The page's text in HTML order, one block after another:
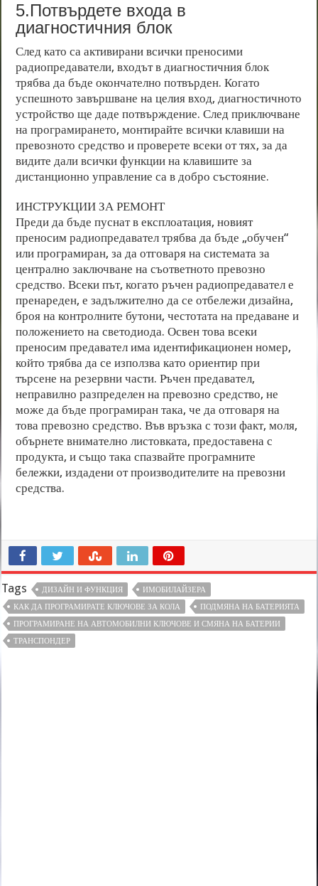
5.Потвърдете входа в
диагностичния блок
След като са активирани всички преносими
радиопредаватели, входът в диагностичния блок
трябва да бъде окончателно потвърден. Когато
успешното завършване на целия вход, диагностичното
устройство ще даде потвърждение. След приключване
на програмирането, монтирайте всички клавиши на
превозното средство и проверете всеки от тях, за да
видите дали всички функции на клавишите за
дистанционно управление са в добро състояние.
ИНСТРУКЦИИ ЗА РЕМОНТ
Преди да бъде пуснат в експлоатация, новият
преносим радиопредавател трябва да бъде „обучен“
или програмиран, за да отговаря на системата за
централно заключване на съответното превозно
средство. Всеки път, когато ръчен радиопредавател е
пренареден, е задължително да се отбележи дизайна,
броя на контролните бутони, честотата на предаване и
положението на светодиода. Освен това всеки
преносим предавател има идентификационен номер,
който трябва да се използва като ориентир при
търсене на резервни части. Ръчен предавател,
неправилно разпределен на превозно средство, не
може да бъде програмиран така, че да отговаря на
това превозно средство. Във връзка с този факт, моля,
обърнете внимателно листовката, предоставена с
продукта, и също така спазвайте програмните
бележки, издадени от производителите на превозни
средства.
Tags ДИЗАЙН И ФУНКЦИЯ
ИМОБИЛАЙЗЕРА
КАК ДА ПРОГРАМИРАТЕ КЛЮЧОВЕ ЗА КОЛА
ПОДМЯНА НА БАТЕРИЯТА
ПРОГРАМИРАНЕ НА АВТОМОБИЛНИ КЛЮЧОВЕ И СМЯНА НА БАТЕРИИ
ТРАНСПОНДЕР